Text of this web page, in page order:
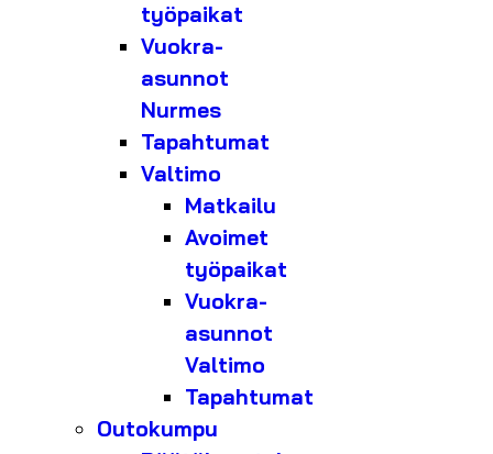
työpaikat
Vuokra-
asunnot
Nurmes
Tapahtumat
Valtimo
Matkailu
Avoimet
työpaikat
Vuokra-
asunnot
Valtimo
Tapahtumat
Outokumpu